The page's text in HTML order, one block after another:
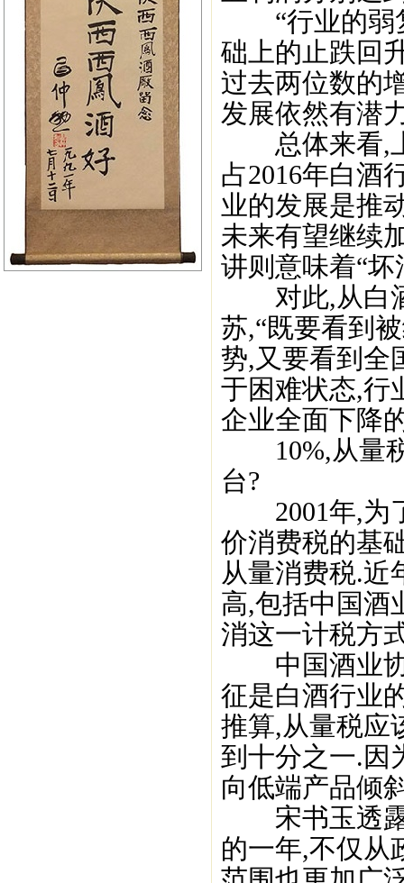
“行业的弱
础上的止跌回
过去两位数的
发展依然有潜
总体来看,上
占2016年白酒
业的发展是推
未来有望继续
讲则意味着“坏
对此,从白酒
苏,“既要看到
势,又要看到全
于困难状态,行
企业全面下降
10%,从量税
台?
2001年,为了
价消费税的基
从量消费税.近
高,包括中国酒
消这一计税方
中国酒业协
征是白酒行业
推算,从量税应
到十分之一.因
向低端产品倾
宋书玉透露
的一年,不仅从